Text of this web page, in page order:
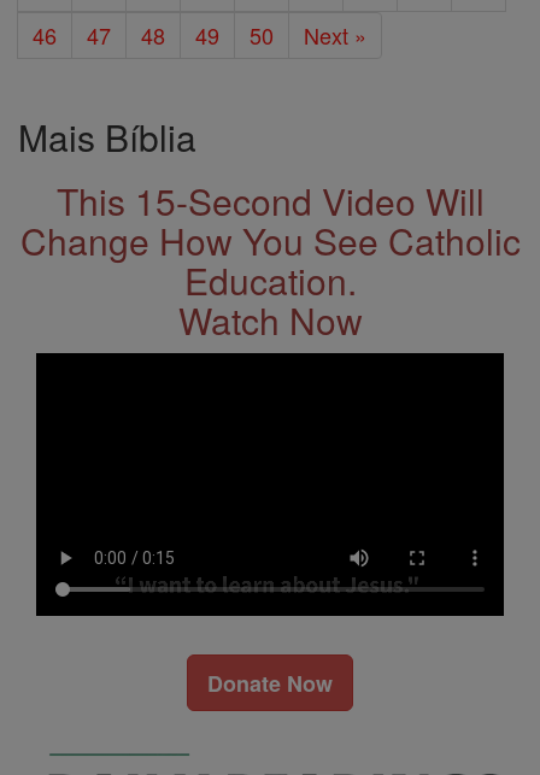
46
47 48 49 50 Next »
Mais Bíblia
This 15-Second Video Will
Change How You See Catholic
Education.
Watch Now
Donate Now